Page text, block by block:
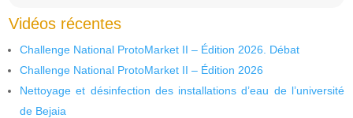
Vidéos récentes
Challenge National ProtoMarket II – Édition 2026. Débat
Challenge National ProtoMarket II – Édition 2026
Nettoyage et désinfection des installations d’eau de l’université
de Bejaia